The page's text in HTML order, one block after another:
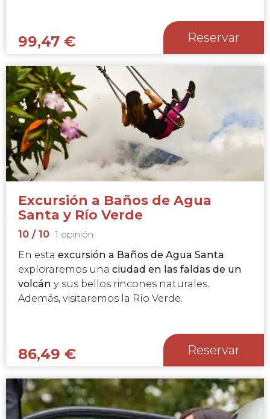
99,47 € Reservar
Excursión a Baños de Agua
Santa y Río Verde
10 / 10 1 opinión
En esta excursión a Baños de Agua Santa
exploraremos una ciudad en las faldas de un
volcán y sus bellos rincones naturales.
Además, visitaremos la Río Verde.
86,49 € Reservar